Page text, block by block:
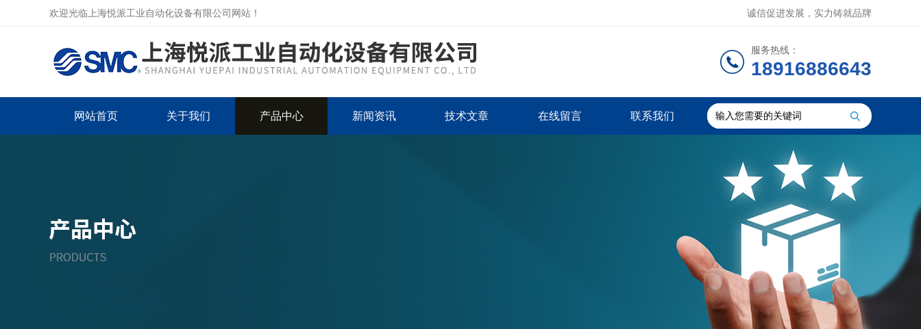
欢迎光临上海悦派工业自动化设备有限公司网站！ 诚信促进发展，实力铸就品牌
服务热线：
18916886643
网站首页 关于我们 产品中心 新闻资讯 技术文章 在线留言 联系我们